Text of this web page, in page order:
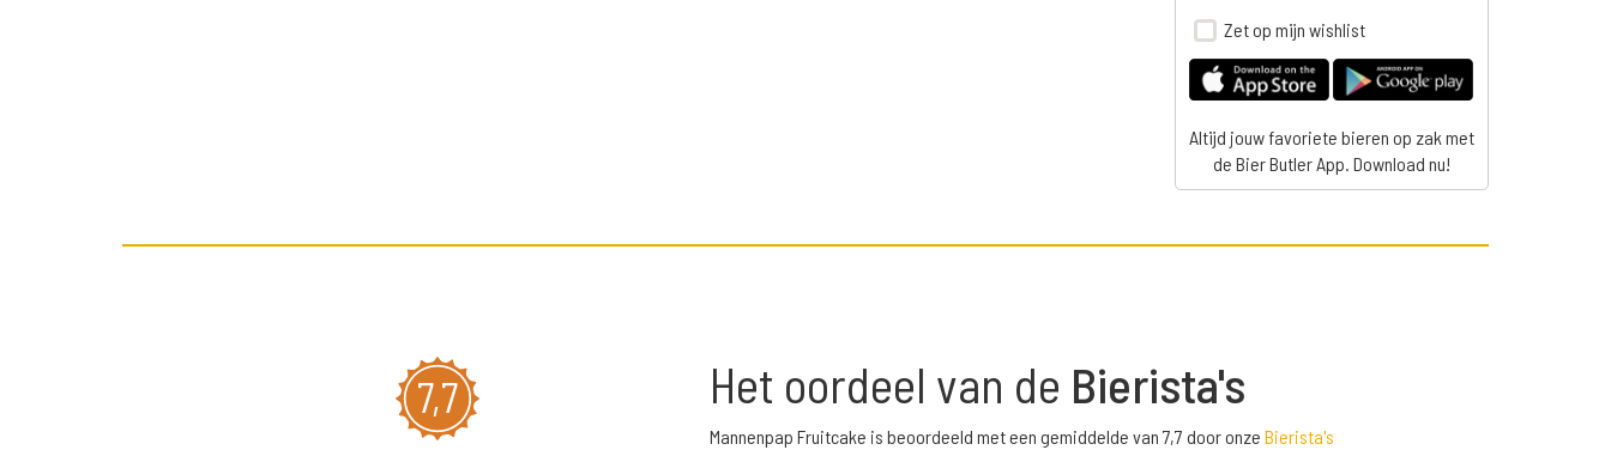
Zet op mijn wishlist
Altijd jouw favoriete bieren op zak met
de Bier Butler App. Download nu!
7,7 Het oordeel van de Bierista's
Mannenpap Fruitcake is beoordeeld met een gemiddelde van 7,7 door onze Bierista's